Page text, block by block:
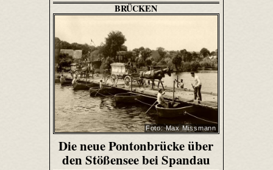
BRÜCKEN
Foto: Max Missmann
Die neue Pontonbrücke über
den Stößensee bei Spandau